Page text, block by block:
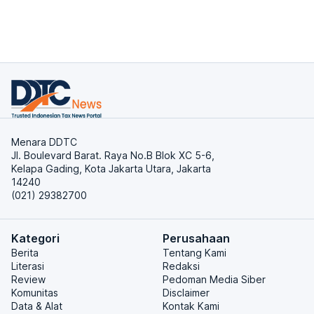
Menara DDTC
Jl. Boulevard Barat. Raya No.B Blok XC 5-6,
Kelapa Gading, Kota Jakarta Utara, Jakarta
14240
(021) 29382700
Kategori
Berita
Literasi
Review
Komunitas
Data & Alat
Perusahaan
Tentang Kami
Redaksi
Pedoman Media Siber
Disclaimer
Kontak Kami